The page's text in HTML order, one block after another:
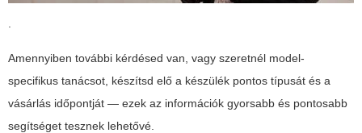
Amennyiben további kérdésed van, vagy szeretnél model-
specifikus tanácsot, készítsd elő a készülék pontos típusát és a
vásárlás időpontját — ezek az információk gyorsabb és pontosabb
segítséget tesznek lehetővé.